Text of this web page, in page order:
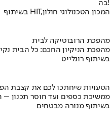
בה!
בשיתוף HIT,המכון הטכנולוגי חולון
מהפכת הרובוטיקה לבית
מהפכת הניקיון החכם: כל הבית
בשיתוף רונלייט
הטעויות שיחתכו לכם את קצבת
ממשיכת כספים ועד חוסר תכנון –
בשיתוף מנורה מבטחים